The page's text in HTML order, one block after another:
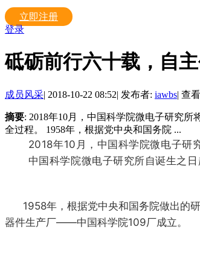
立即注册
登录
砥砺前行六十载，自
成员风采| 2018-10-22 08:52| 发布者: iawbs| 查
摘要: 2018年10月，中国科学院微电子研究
全过程。 1958年，根据党中央和国务院 ...
2018年10月，中国科学院微电子研究
中国科学院微电子研究所自诞生之日
1958年，根据党中央和国务院做出的研
器件生产厂——中国科学院109厂成立。